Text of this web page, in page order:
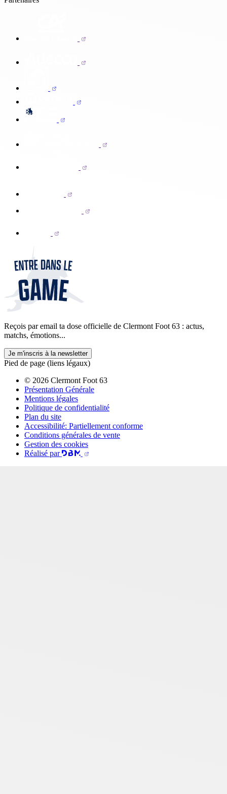
Reçois par email ta dose officielle de Clermont Foot 63 : actus,
matchs, émotions...
Je m'inscris à la newsletter
Pied de page (liens légaux)
© 2026 Clermont Foot 63
Présentation Générale
Mentions légales
Politique de confidentialité
Plan du site
Accessibilité: Partiellement conforme
Conditions générales de vente
Gestion des cookies
Réalisé par